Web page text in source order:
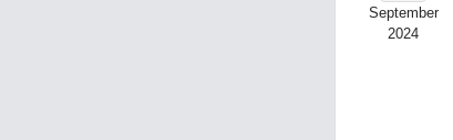
September
2024